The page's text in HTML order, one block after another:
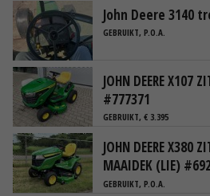
John Deere 3140
GEBRUIKT, P.O.A.
JOHN DEERE X107
#777371
GEBRUIKT, € 3.395
JOHN DEERE X380
MAAIDEK (LIE)
GEBRUIKT, P.O.A.